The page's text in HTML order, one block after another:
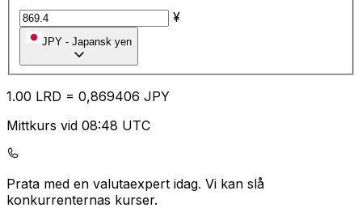
¥
JPY - Japansk yen
1.00 LRD = 0,869406 JPY
Mittkurs vid 08:48 UTC
Prata med en valutaexpert idag. Vi kan slå
konkurrenternas kurser.